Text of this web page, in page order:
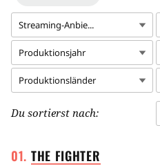
Streaming-Anbie...
Produktionsjahr
Produktionsländer
Du sortierst nach:
THE FIGHTER